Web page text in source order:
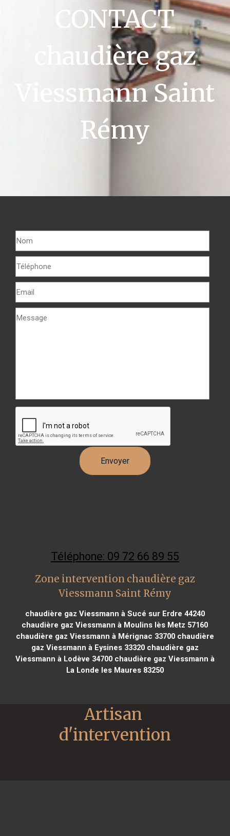
CONTACT
chaudière gaz
Viessmann Saint
Rémy
Téléphone: 09 72 66 89 55
Zone intervention chaudière gaz
Viessmann Saint Rémy
chaudière gaz Viessmann à Sucé sur Erdre 44240
chaudière gaz Viessmann à Moulins lès Metz 57160
chaudière gaz Viessmann à Mérignac 33700chaudière
gaz Viessmann à Eysines 33320chaudière gaz
Viessmann à Lodève 34700chaudière gaz Viessmann à
La Londe les Maures 83250
Artisan
d'intervention